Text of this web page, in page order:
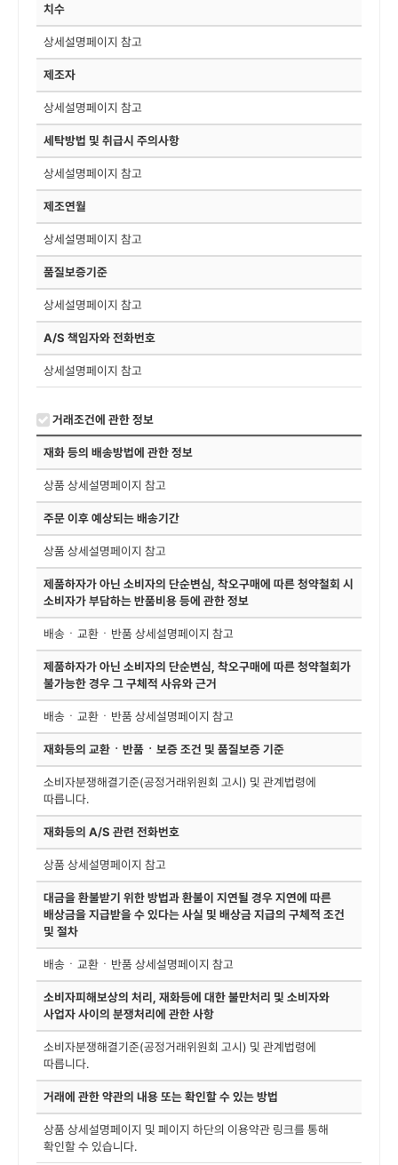
치수
상세설명페이지 참고
제조자
상세설명페이지 참고
세탁방법 및 취급시 주의사항
상세설명페이지 참고
제조연월
상세설명페이지 참고
품질보증기준
상세설명페이지 참고
A/S 책임자와 전화번호
상세설명페이지 참고
거래조건에 관한 정보
재화 등의 배송방법에 관한 정보
상품 상세설명페이지 참고
주문 이후 예상되는 배송기간
상품 상세설명페이지 참고
제품하자가 아닌 소비자의 단순변심, 착오구매에 따른 청약철회 시
소비자가 부담하는 반품비용 등에 관한 정보
배송ㆍ교환ㆍ반품 상세설명페이지 참고
제품하자가 아닌 소비자의 단순변심, 착오구매에 따른 청약철회가
불가능한 경우 그 구체적 사유와 근거
배송ㆍ교환ㆍ반품 상세설명페이지 참고
재화등의 교환ㆍ반품ㆍ보증 조건 및 품질보증 기준
소비자분쟁해결기준(공정거래위원회 고시) 및 관계법령에
따릅니다.
재화등의 A/S 관련 전화번호
상품 상세설명페이지 참고
대금을 환불받기 위한 방법과 환불이 지연될 경우 지연에 따른
배상금을 지급받을 수 있다는 사실 및 배상금 지급의 구체적 조건
및 절차
배송ㆍ교환ㆍ반품 상세설명페이지 참고
소비자피해보상의 처리, 재화등에 대한 불만처리 및 소비자와
사업자 사이의 분쟁처리에 관한 사항
소비자분쟁해결기준(공정거래위원회 고시) 및 관계법령에
따릅니다.
거래에 관한 약관의 내용 또는 확인할 수 있는 방법
상품 상세설명페이지 및 페이지 하단의 이용약관 링크를 통해
확인할 수 있습니다.